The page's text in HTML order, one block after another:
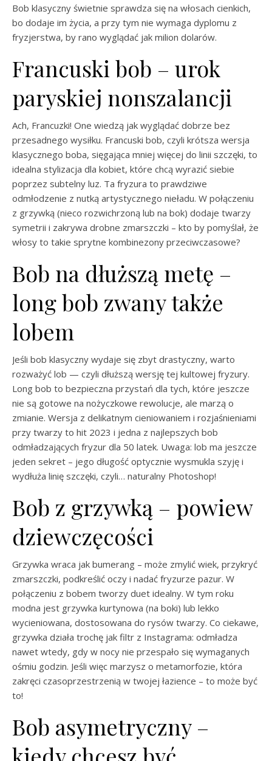
Bob klasyczny świetnie sprawdza się na włosach cienkich,
bo dodaje im życia, a przy tym nie wymaga dyplomu z
fryzjerstwa, by rano wyglądać jak milion dolarów.
Francuski bob – urok
paryskiej nonszalancji
Ach, Francuzki! One wiedzą jak wyglądać dobrze bez
przesadnego wysiłku. Francuski bob, czyli krótsza wersja
klasycznego boba, sięgająca mniej więcej do linii szczęki, to
idealna stylizacja dla kobiet, które chcą wyrazić siebie
poprzez subtelny luz. Ta fryzura to prawdziwe
odmłodzenie z nutką artystycznego nieładu. W połączeniu
z grzywką (nieco rozwichrzoną lub na bok) dodaje twarzy
symetrii i zakrywa drobne zmarszczki – kto by pomyślał, że
włosy to takie sprytne kombinezony przeciwczasowe?
Bob na dłuższą metę –
long bob zwany także
lobem
Jeśli bob klasyczny wydaje się zbyt drastyczny, warto
rozważyć lob — czyli dłuższą wersję tej kultowej fryzury.
Long bob to bezpieczna przystań dla tych, które jeszcze
nie są gotowe na nożyczkowe rewolucje, ale marzą o
zmianie. Wersja z delikatnym cieniowaniem i rozjaśnieniami
przy twarzy to hit 2023 i jedna z najlepszych bob
odmładzających fryzur dla 50 latek. Uwaga: lob ma jeszcze
jeden sekret – jego długość optycznie wysmukla szyję i
wydłuża linię szczęki, czyli… naturalny Photoshop!
Bob z grzywką – powiew
dziewczęcości
Grzywka wraca jak bumerang – może zmylić wiek, przykryć
zmarszczki, podkreślić oczy i nadać fryzurze pazur. W
połączeniu z bobem tworzy duet idealny. W tym roku
modna jest grzywka kurtynowa (na boki) lub lekko
wycieniowana, dostosowana do rysów twarzy. Co ciekawe,
grzywka działa trochę jak filtr z Instagrama: odmładza
nawet wtedy, gdy w nocy nie przespało się wymaganych
ośmiu godzin. Jeśli więc marzysz o metamorfozie, która
zakręci czasoprzestrzenią w twojej łazience – to może być
to!
Bob asymetryczny –